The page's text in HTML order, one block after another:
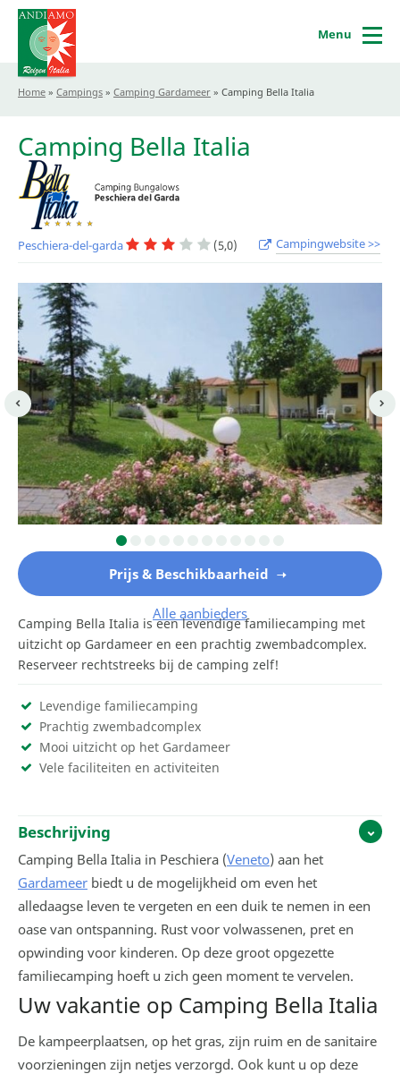
Menu
Home » Campings » Camping Gardameer » Camping Bella Italia
Camping Bella Italia
Peschiera-del-garda (5,0) Campingwebsite >>
Prijs & Beschikbaarheid
Alle aanbieders
Camping Bella Italia is een levendige familiecamping met
uitzicht op Gardameer en een prachtig zwembadcomplex.
Reserveer rechtstreeks bij de camping zelf!
Levendige familiecamping
Prachtig zwembadcomplex
Mooi uitzicht op het Gardameer
Vele faciliteiten en activiteiten
Beschrijving
Camping Bella Italia in Peschiera (Veneto) aan het
Gardameer biedt u de mogelijkheid om even het
alledaagse leven te vergeten en een duik te nemen in een
oase van ontspanning. Rust voor volwassenen, pret en
opwinding voor kinderen. Op deze groot opgezette
familiecamping hoeft u zich geen moment te vervelen.
Uw vakantie op Camping Bella Italia
De kampeerplaatsen, op het gras, zijn ruim en de sanitaire
voorzieningen zijn netjes verzorgd. Ook kunt u op deze